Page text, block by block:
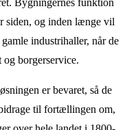
Bygningernes funktion
siden, og inden længe vil
industrihaller, når de
borgerservice.
er bevaret, så de
til fortællingen om,